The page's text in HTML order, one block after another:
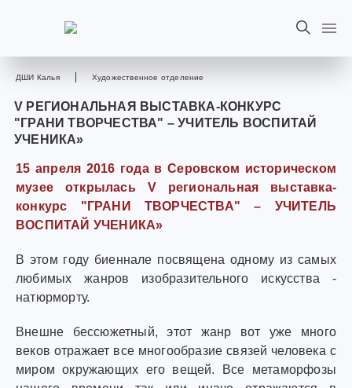
ДШИ Калья Художественное отделение
V РЕГИОНАЛЬНАЯ ВЫСТАВКА-КОНКУРС
"ГРАНИ ТВОРЧЕСТВА" – УЧИТЕЛЬ ВОСПИТАЙ
УЧЕНИКА»
15 апреля 2016 года в Серовском историческом
музее открылась V региональная выставка-
конкурс "ГРАНИ ТВОРЧЕСТВА" – УЧИТЕЛЬ
ВОСПИТАЙ УЧЕНИКА»
В этом году биеннале посвящена одному из самых
любимых жанров изобразительного искусства -
натюрморту.
Внешне бессюжетный, этот жанр вот уже много
веков отражает все многообразие связей человека с
миром окружающих его вещей. Все метаморфозы